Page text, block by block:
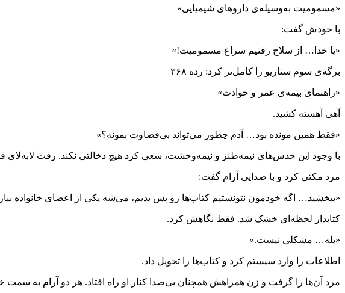
«مسمومیت به‌وسیله‌ی داروهای شیمیایی»
با خودش گفت:
«یا خدا… از سلاح رفتیم سراغ مسمومیت!»
برگه‌ی سوم سناریو را کامل‌تر کرد: رده ۳۶۸
«راهنمای بیمه‌ی عمر و حوادث»
آهی آهسته کشید.
«فقط همین مونده بود… آدم چطور می‌تواند بی‌قضاوت بمونه؟»
با وجود این حدس‌های نیمه‌طنز و نیمه‌وحشت، سعی کرد هیچ دخالتی نکند. رفت
مرد مکثی کرد و با صدایی آرام گفت:
«ببخشید… اگه خودمون نتونستیم کتاب‌ها رو پس بدیم، می‌شه یکی از اعضای خانواده
کتابدار لحظه‌ای خشک شد. فقط نگاهش کرد.
«بله… مشکلی نیست.»
اطلاعات را وارد سیستم کرد و کتاب‌ها را تحویل داد.
مرد آن‌ها را گرفت و زن همراهش همچنان بی‌صدا کنار او راه افتاد. هر دو آرام به